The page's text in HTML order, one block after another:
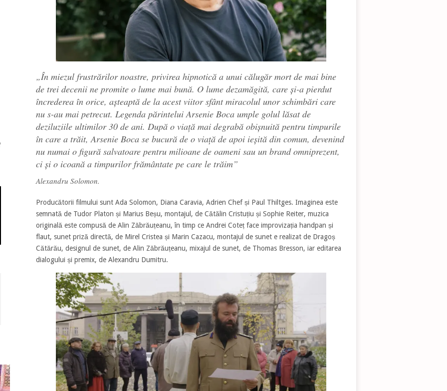
„În miezul frustrărilor noastre, privirea hipnotică a unui călugăr mort de mai bine
de trei decenii ne promite o lume mai bună. O lume dezamăgită, care și-a pierdut
încrederea în orice, așteaptă de la acest viitor sfânt miracolul unor schimbări care
nu s-au mai petrecut. Legenda părintelui Arsenie Boca umple golul lăsat de
deziluziile ultimilor 30 de ani. După o viață mai degrabă obișnuită pentru timpurile
în care a trăit, Arsenie Boca se bucură de o viață de apoi ieșită din comun, devenind
nu numai o figură salvatoare pentru milioane de oameni sau un brand omniprezent,
ci și o icoană a timpurilor frământate pe care le trăim”
Alexandru Solomon.
Producătorii filmului sunt Ada Solomon, Diana Caravia, Adrien Chef și Paul Thiltges. Imaginea este
semnată de Tudor Platon și Marius Beșu, montajul, de Cătălin Cristuțiu și Sophie Reiter, muzica
originală este compusă de Alin Zăbrăuțeanu, în timp ce Andrei Coteț face improvizația handpan și
flaut, sunet priză directă, de Mirel Cristea și Marin Cazacu, montajul de sunet e realizat de Dragoș
Cătărău, designul de sunet, de Alin Zăbrăuțeanu, mixajul de sunet, de Thomas Bresson, iar editarea
dialogului și premix, de Alexandru Dumitru.